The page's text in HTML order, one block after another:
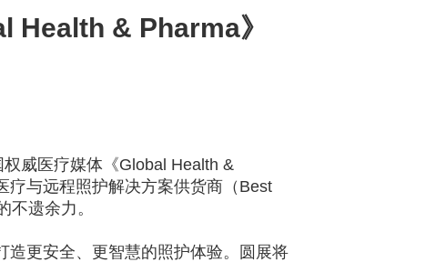
Health & Pharma》
威医疗媒体《Global Health &
疗与远程照护解决方案供货商（ Best
不遗余力。
造更安全、更智慧的照护体验。圆展将